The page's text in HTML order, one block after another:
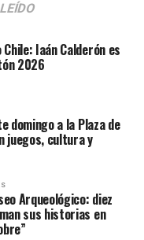
Iaán Calderón es
2026
domingo a la Plaza de
juegos, cultura y
Arqueológico: diez
sus historias en